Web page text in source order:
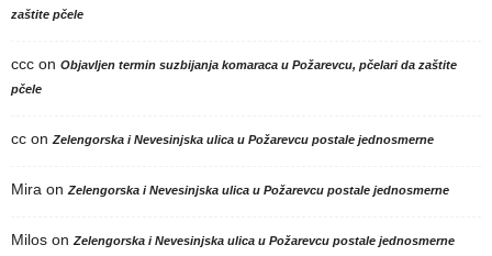
zaštite pčele
ccc on Objavljen termin suzbijanja komaraca u Požarevcu, pčelari da zaštite
pčele
cc onZelengorska i Nevesinjska ulica u Požarevcu postale jednosmerne
Mira onZelengorska i Nevesinjska ulica u Požarevcu postale jednosmerne
Milos onZelengorska i Nevesinjska ulica u Požarevcu postale jednosmerne